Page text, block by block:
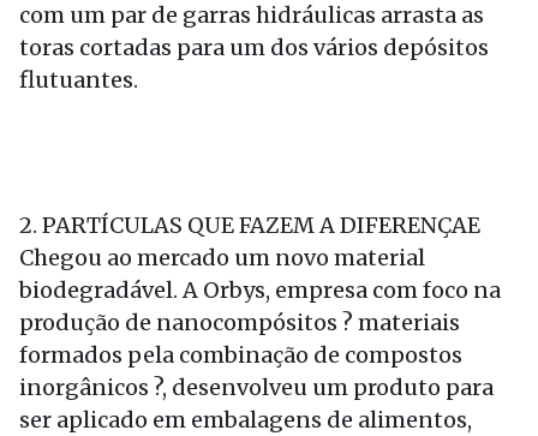
com um par de garras hidráulicas arrasta as
toras cortadas para um dos vários depósitos
flutuantes.
2. PARTÍCULAS QUE FAZEM A DIFERENÇAE
Chegou ao mercado um novo material
biodegradável. A Orbys, empresa com foco na
produção de nanocompósitos ? materiais
formados pela combinação de compostos
inorgânicos ?, desenvolveu um produto para
ser aplicado em embalagens de alimentos,